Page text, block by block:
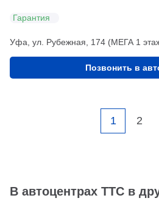
Гарантия
Уфа, ул. Рубежная, 174 (МЕГА 1
Позвонить в
1 2
В автоцентрах ТТС в